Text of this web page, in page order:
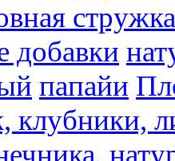
стружка
добавки
папайи
клубники,